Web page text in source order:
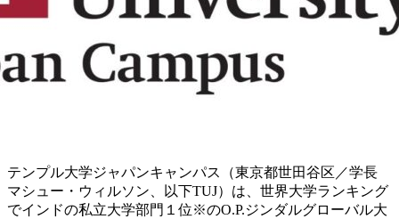
テンプル大学ジャパンキャンパス（東京都世田谷区／学長
マシュー・ウィルソン、以下TUJ）は、世界大学ランキング
でインドの私立大学部門１位※のO.P.ジンダルグローバル大